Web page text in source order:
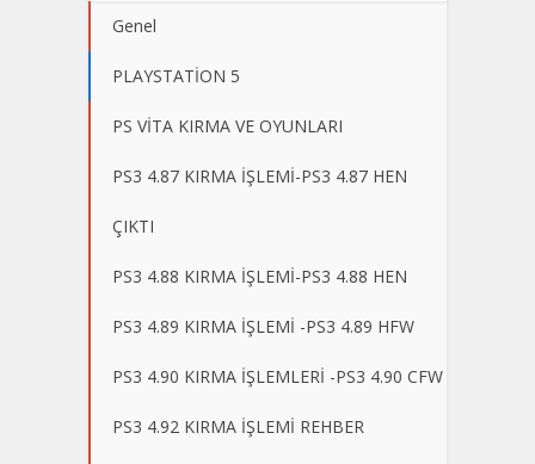
Genel
PLAYSTATİON 5
PS VİTA KIRMA VE OYUNLARI
PS3 4.87 KIRMA İŞLEMİ-PS3 4.87 HEN
ÇIKTI
PS3 4.88 KIRMA İŞLEMİ-PS3 4.88 HEN
PS3 4.89 KIRMA İŞLEMİ -PS3 4.89 HFW
PS3 4.90 KIRMA İŞLEMLERİ -PS3 4.90 CFW
PS3 4.92 KIRMA İŞLEMİ REHBER